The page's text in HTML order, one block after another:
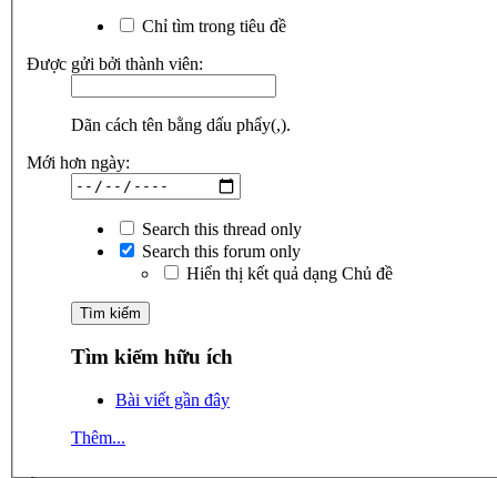
Chỉ tìm trong tiêu đề
Được gửi bởi thành viên:
Dãn cách tên bằng dấu phẩy(,).
Mới hơn ngày:
Search this thread only
Search this forum only
Hiển thị kết quả dạng Chủ đề
Tìm kiếm hữu ích
Bài viết gần đây
Thêm...